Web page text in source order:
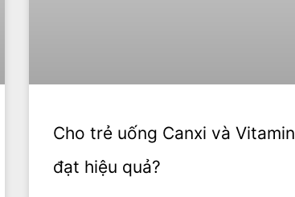
Cho trẻ uống Canxi và
đạt hiệu quả?